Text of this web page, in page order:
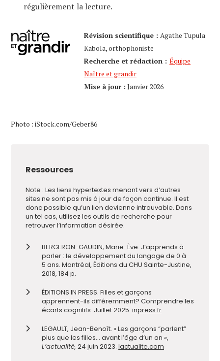
régulièrement la lecture.
Révision scientifique : Agathe Tupula
Kabola, orthophoniste
Recherche et rédaction : Équipe
Naître et grandir
Mise à jour : Janvier 2026
Photo : iStock.com/Geber86
Ressources
Note : Les liens hypertextes menant vers d’autres
sites ne sont pas mis à jour de façon continue. Il est
donc possible qu’un lien devienne introuvable. Dans
un tel cas, utilisez les outils de recherche pour
retrouver l’information désirée.
BERGERON-GAUDIN, Marie-Ève. J’apprends à
parler : le développement du langage de 0 à
5 ans. Montréal, Éditions du CHU Sainte-Justine,
2018, 184 p.
ÉDITIONS IN PRESS. Filles et garçons
apprennent-ils différemment? Comprendre les
écarts cognitifs. Juillet 2025. inpress.fr
LEGAULT, Jean-Benoît. « Les garçons “parlent”
plus que les filles… avant l’âge d’un an »,
L’actualité, 24 juin 2023. lactualite.com